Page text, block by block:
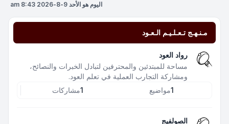
اليوم هو الأحد 9-8-2026 8:43 am
مـنـهـج تـعـلـيـم الـعـود
رواد العود
مساحة للمبتدئين والمحترفين لتبادل الخبرات والنصائح،
ومشاركة التجارب العملية في تعلم العود.
1مواضيع 1مشاركات
الصولفيج